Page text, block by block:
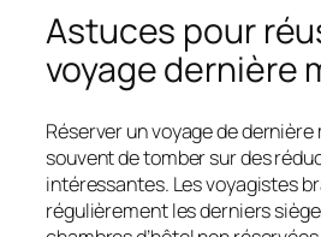
Astuces pour
voyage dernière
Réserver un voyage de
souvent de tomber sur des
intéressantes. Les voyagistes
régulièrement les derniers